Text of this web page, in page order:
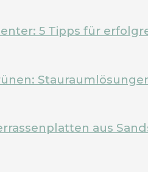
5 Tipps für
aus